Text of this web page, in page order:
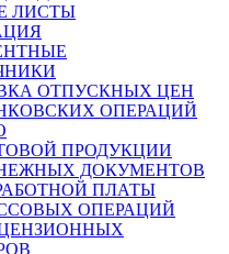
ЛИСТЫ
ОТПУСКНЫХ ЦЕН
ОПЕРАЦИЙ
ПРОДУКЦИИ
ДОКУМЕНТОВ
ПЛАТЫ
ОПЕРАЦИЙ